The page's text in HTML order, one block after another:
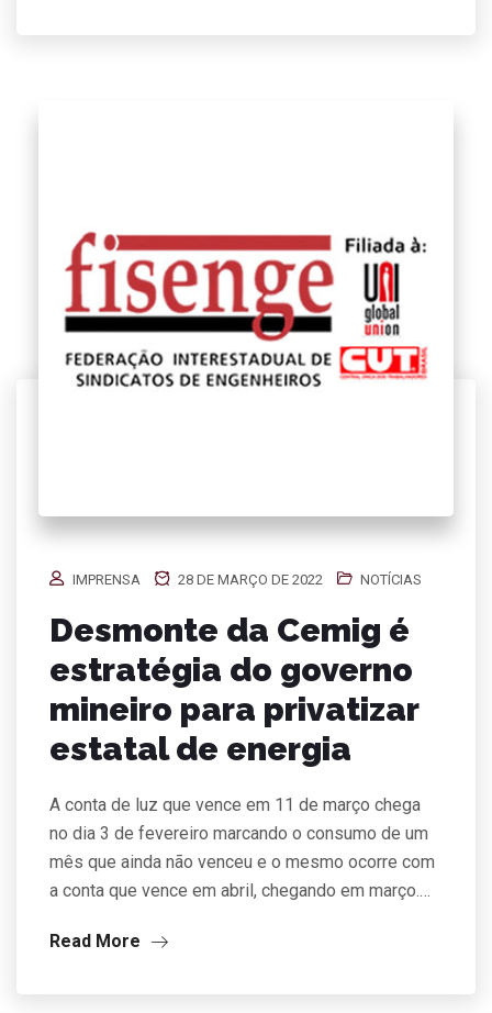
IMPRENSA 28 DE MARÇO DE 2022 NOTÍCIAS
Desmonte da Cemig é
estratégia do governo
mineiro para privatizar
estatal de energia
A conta de luz que vence em 11 de março chega
no dia 3 de fevereiro marcando o consumo de um
mês que ainda não venceu e o mesmo ocorre com
a conta que vence em abril, chegando em março.…
Read More